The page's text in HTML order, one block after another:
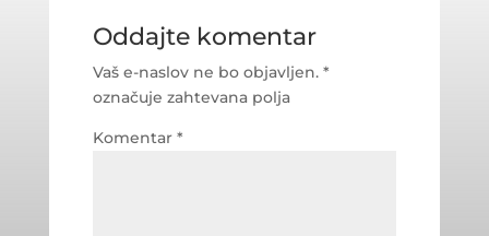
Oddajte komentar
Vaš e-naslov ne bo objavljen. *
označuje zahtevana polja
Komentar *